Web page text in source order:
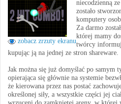
zobacz zrzuty ekranu
niecodzienną
zostało
komputery
Za darmo
której mamy
twórcy
kupując ją na jednej ze stron shareware.
Jak można się już domyślać po samym
opierająca się głównie na systemie
że kierowana przez nas postać
określonej siły, a wszystkie części jej